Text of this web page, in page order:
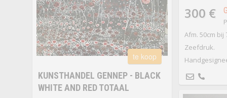
300 €
Afm. 50cm bij
Zeefdruk.
te koop
KUNSTHANDEL GENNEP - BLACK
WHITE AND RED TOTAAL